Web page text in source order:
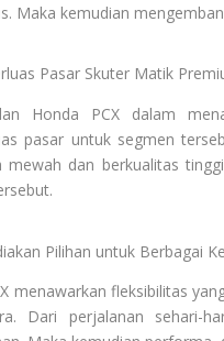
Maka kemudian
Pasar Skuter Matik
Honda PCX dalam
pasar untuk segmen
mewah dan berkualitas
Pilihan untuk Berbagai
menawarkan fleksibilitas
Dari perjalanan sehari-